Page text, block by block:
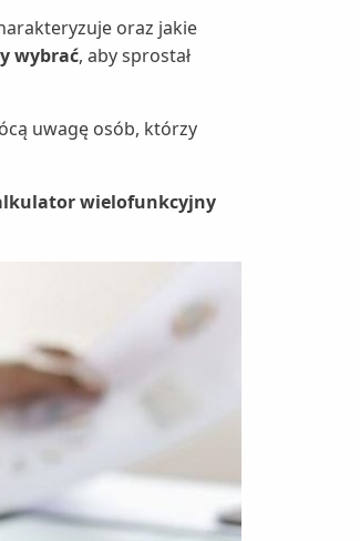
oraz jakie
wybrać, aby sprostał
uwagę osób, którzy
wielofunkcyjny